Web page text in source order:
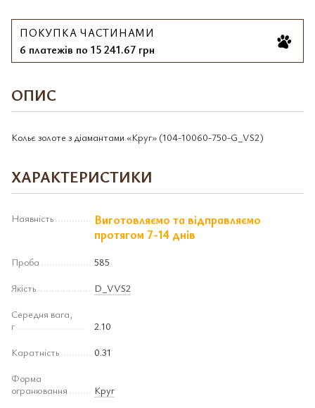
ПОКУПКА ЧАСТИНАМИ
6 платежів по 15 241.67 грн
ОПИС
Кольє золоте з діамантами «Круг» (104-10060-750-G_VS2)
ХАРАКТЕРИСТИКИ
Наявність
Виготовляємо та відправляємо
протягом 7-14 днів
Проба
585
Якість
D_VVS2
Середня вага,
г
2.10
Каратність
0.31
Форма
огранювання
Круг